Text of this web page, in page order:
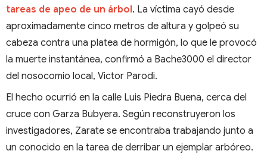
tareas de apeo de un árbol. La víctima cayó desde
aproximadamente cinco metros de altura y golpeó su
cabeza contra una platea de hormigón, lo que le provocó
la muerte instantánea, confirmó a Bache3000 el director
del nosocomio local, Victor Parodi.
El hecho ocurrió en la calle Luis Piedra Buena, cerca del
cruce con Garza Bubyera. Según reconstruyeron los
investigadores, Zarate se encontraba trabajando junto a
un conocido en la tarea de derribar un ejemplar arbóreo.